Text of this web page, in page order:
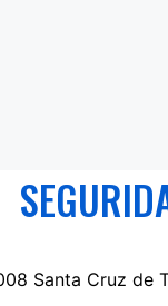
Santa Cruz de